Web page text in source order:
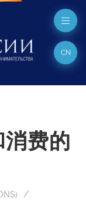
CN
费的